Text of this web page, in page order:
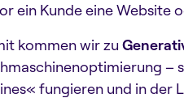
ein Kunde eine Website
kommen wir zu
–
fungieren und in der